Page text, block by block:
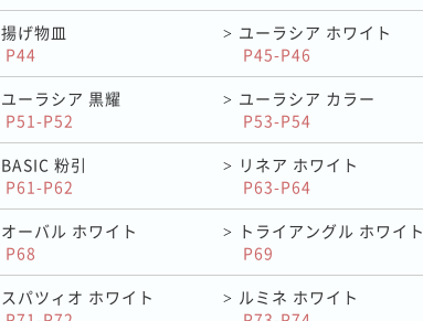
揚げ物皿
P44
> ユーラシア ホワイト
P45-P46
ユーラシア 黒耀
P51-P52
> ユーラシア カラー
P53-P54
BASIC 粉引
P61-P62
> リネア ホワイト
P63-P64
オーバル ホワイト
P68
>
トライアングル ホワイト
P69
スパツィオ ホワイト
> ルミネ ホワイト